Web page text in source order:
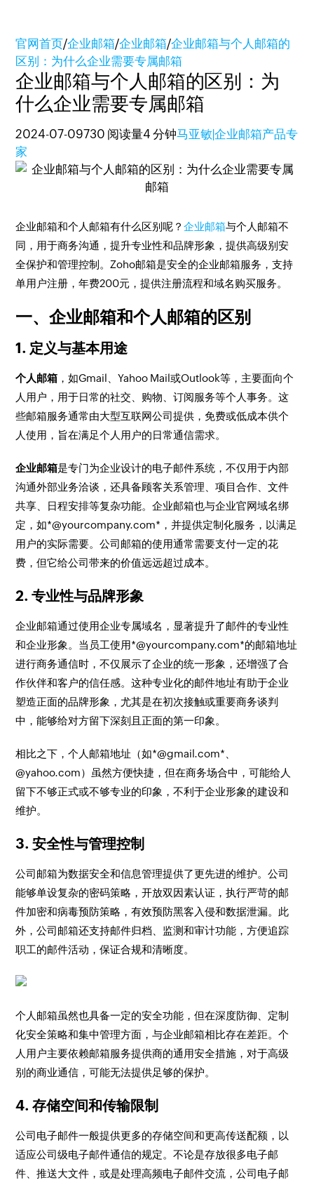
官网首页/企业邮箱/企业邮箱/企业邮箱与个人邮箱的
区别：为什么企业需要专属邮箱
企业邮箱与个人邮箱的区别：为
什么企业需要专属邮箱
2024-07-09730 阅读量4 分钟马亚敏|企业邮箱产品专
家
企业邮箱和个人邮箱有什么区别呢？企业邮箱与个人邮箱不
同，用于商务沟通，提升专业性和品牌形象，提供高级别安
全保护和管理控制。Zoho邮箱是安全的企业邮箱服务，支持
单用户注册，年费200元，提供注册流程和域名购买服务。
一、企业邮箱和个人邮箱的区别
1. 定义与基本用途
个人邮箱 ，如Gmail、Yahoo Mail或Outlook等，主要面向个
人用户，用于日常的社交、购物、订阅服务等个人事务。这
些邮箱服务通常由大型互联网公司提供，免费或低成本供个
人使用，旨在满足个人用户的日常通信需求。
企业邮箱是专门为企业设计的电子邮件系统，不仅用于内部
沟通外部业务洽谈，还具备顾客关系管理、项目合作、文件
共享、日程安排等复杂功能。企业邮箱也与企业官网域名绑
定，如*@yourcompany.com*，并提供定制化服务，以满足
用户的实际需要。公司邮箱的使用通常需要支付一定的花
费，但它给公司带来的价值远远超过成本。
2. 专业性与品牌形象
企业邮箱通过使用企业专属域名，显著提升了邮件的专业性
和企业形象。当员工使用*@yourcompany.com*的邮箱地址
进行商务通信时，不仅展示了企业的统一形象，还增强了合
作伙伴和客户的信任感。这种专业化的邮件地址有助于企业
塑造正面的品牌形象，尤其是在初次接触或重要商务谈判
中，能够给对方留下深刻且正面的第一印象。
相比之下，个人邮箱地址（如*@gmail.com*、
@yahoo.com）虽然方便快捷，但在商务场合中，可能给人
留下不够正式或不够专业的印象，不利于企业形象的建设和
维护。
3. 安全性与管理控制
公司邮箱为数据安全和信息管理提供了更先进的维护。公司
能够单设复杂的密码策略，开放双因素认证，执行严苛的邮
件加密和病毒预防策略，有效预防黑客入侵和数据泄漏。此
外，公司邮箱还支持邮件归档、监测和审计功能，方便追踪
职工的邮件活动，保证合规和清晰度。
个人邮箱虽然也具备一定的安全功能，但在深度防御、定制
化安全策略和集中管理方面，与企业邮箱相比存在差距。个
人用户主要依赖邮箱服务提供商的通用安全措施，对于高级
别的商业通信，可能无法提供足够的保护。
4. 存储空间和传输限制
公司电子邮件一般提供更多的存储空间和更高传送配额，以
适应公司级电子邮件通信的规定。不论是存放很多电子邮
件、推送大文件，或是处理高频电子邮件交流，公司电子邮